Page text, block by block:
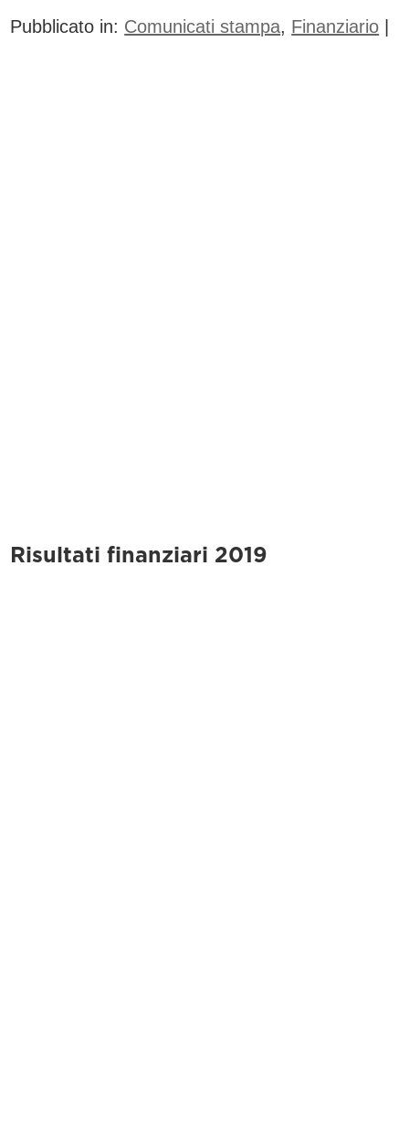
Pubblicato in: Comunicati stampa, Finanziario |
Risultati finanziari 2019